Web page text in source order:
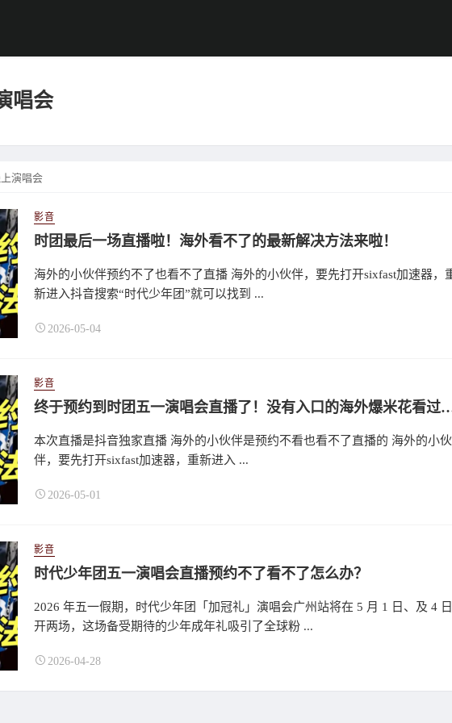
唱会
演唱会
影音
时团最后一场直播啦！海外看不了的最新解决方法来啦！
海外的小伙伴预约不了也看不了直播 海外的小伙伴，要先打开sixfast加速器，
新进入抖音搜索“时代少年团”就可以找到 ...
2026-05-04
影音
终于预约到时团五一演唱会直播了！没有
本次直播是抖音独家直播 海外的小伙伴是预约不看也看不了直播的 海外的小伙
伴，要先打开sixfast加速器，重新进入 ...
2026-05-01
影音
时代少年团五一演唱会直播预约不了看不了怎么办？
2026 年五一假期，时代少年团「加冠礼」演唱会广州站将在 5 月 1 日、及 4 日
开两场，这场备受期待的少年成年礼吸引了全球粉 ...
2026-04-28